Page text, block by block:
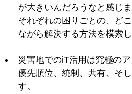
が大きいんだろうなと感じま
それぞれの困りごとの、ど
ながら解決する方法を模索
災害地でのiT活用は究極の
優先順位、統制、共有、そ
す。